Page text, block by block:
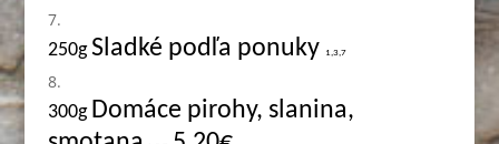
250g Sladké podľa ponuky 1,3,7
300g Domáce pirohy, slanina,